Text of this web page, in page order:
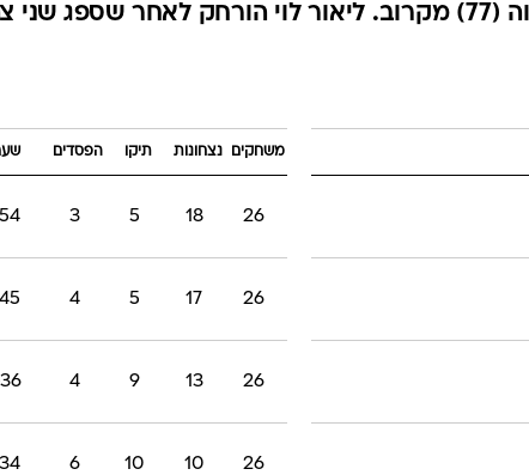
של צ'יבוטה, יונתן כהן השווה (77) מקרוב. ליאור לוי הורחק לאחר
משחקים נצחונות תיקו הפסדים
26
18
5
3
26
17
5
4
26
13
9
4
26
10
10
6